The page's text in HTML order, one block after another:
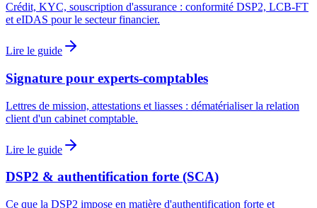
Crédit, KYC, souscription d'assurance : conformité DSP2, LCB-FT
et eIDAS pour le secteur financier.
Lire le guide
Signature pour experts-comptables
Lettres de mission, attestations et liasses : dématérialiser la relation
client d'un cabinet comptable.
Lire le guide
DSP2 & authentification forte (SCA)
Ce que la DSP2 impose en matière d'authentification forte et